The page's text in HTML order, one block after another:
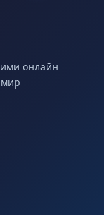
онлайн
мир